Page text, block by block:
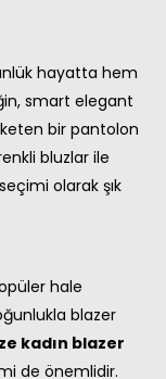
hayatta hem
smart elegant
keten bir pantolon
bluzlar ile
olarak şık
hale
blazer
kadın blazer
de önemlidir.